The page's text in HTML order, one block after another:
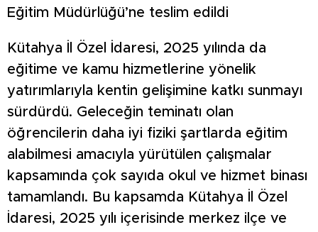
Eğitim Müdürlüğü’ne teslim edildi
Kütahya İl Özel İdaresi, 2025 yılında da
eğitime ve kamu hizmetlerine yönelik
yatırımlarıyla kentin gelişimine katkı sunmayı
sürdürdü. Geleceğin teminatı olan
öğrencilerin daha iyi fiziki şartlarda eğitim
alabilmesi amacıyla yürütülen çalışmalar
kapsamında çok sayıda okul ve hizmet binası
tamamlandı. Bu kapsamda Kütahya İl Özel
İdaresi, 2025 yılı içerisinde merkez ilçe ve